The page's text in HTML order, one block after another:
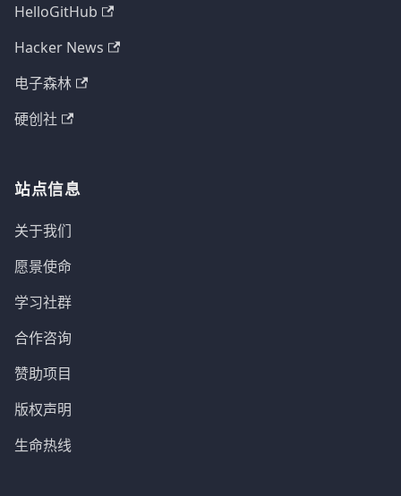
HelloGitHub
Hacker News
电子森林
硬创社
站点信息
关于我们
愿景使命
学习社群
合作咨询
赞助项目
版权声明
生命热线